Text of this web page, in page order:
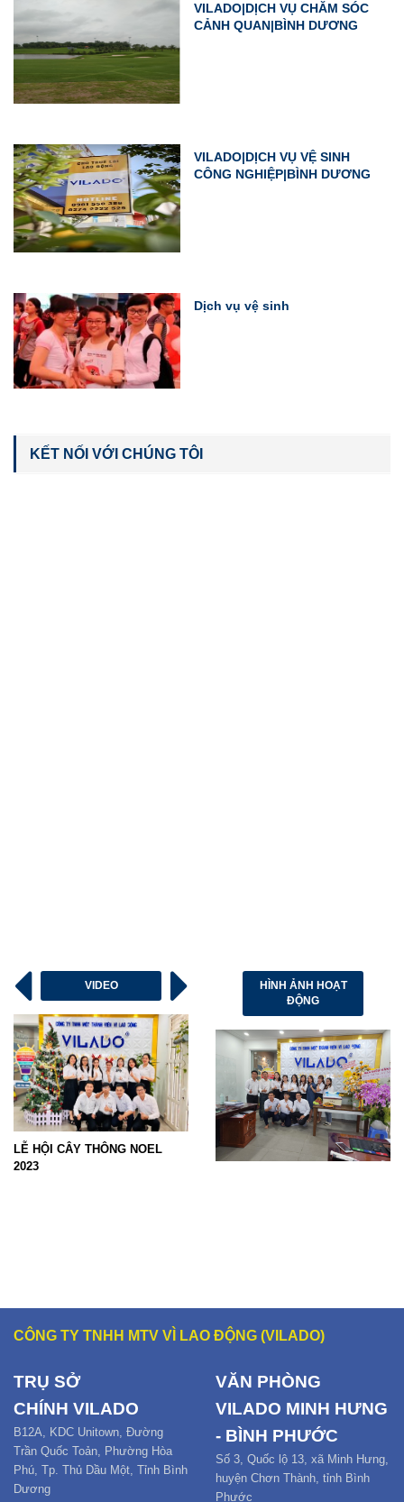
VILADO|DỊCH VỤ CHĂM SÓC
CẢNH QUAN|BÌNH DƯƠNG
VILADO|DỊCH VỤ VỆ SINH
CÔNG NGHIỆP|BÌNH DƯƠNG
Dịch vụ vệ sinh
KẾT NỐI VỚI CHÚNG TÔI
VIDEO
LỄ HỘI CÂY THÔNG NOEL
2023
NGÀY HỘI VIỆC LÀM TẠI TÂY
NINH 2023
Hội
HÌNH ẢNH HOẠT
ĐỘNG
CÔNG TY TNHH MTV VÌ LAO ĐỘNG (VILADO)
TRỤ SỞ
CHÍNH VILADO
B12A,
KDC Unitown, Đường
Trần Quốc Toản,
Phường Hòa
Phú Tp. Thủ Dầu Một, Tỉnh Bình
Dương
VĂN PHÒNG
VILADO MINH HƯNG
- BÌNH PHƯỚC
Số 3, Quốc lộ 13, xã Minh Hưng,
huyện Chơn Thành, tỉnh Bình
Phước